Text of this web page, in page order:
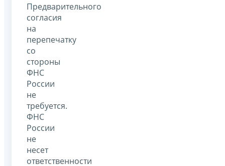
Предварительного
согласия
на
перепечатку
со
стороны
ФНС
России
не
требуется.
ФНС
России
не
несет
ответственности